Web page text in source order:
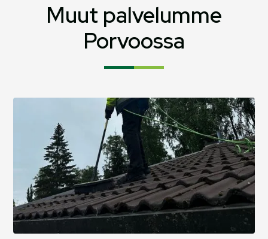
Muut palvelumme
Porvoossa